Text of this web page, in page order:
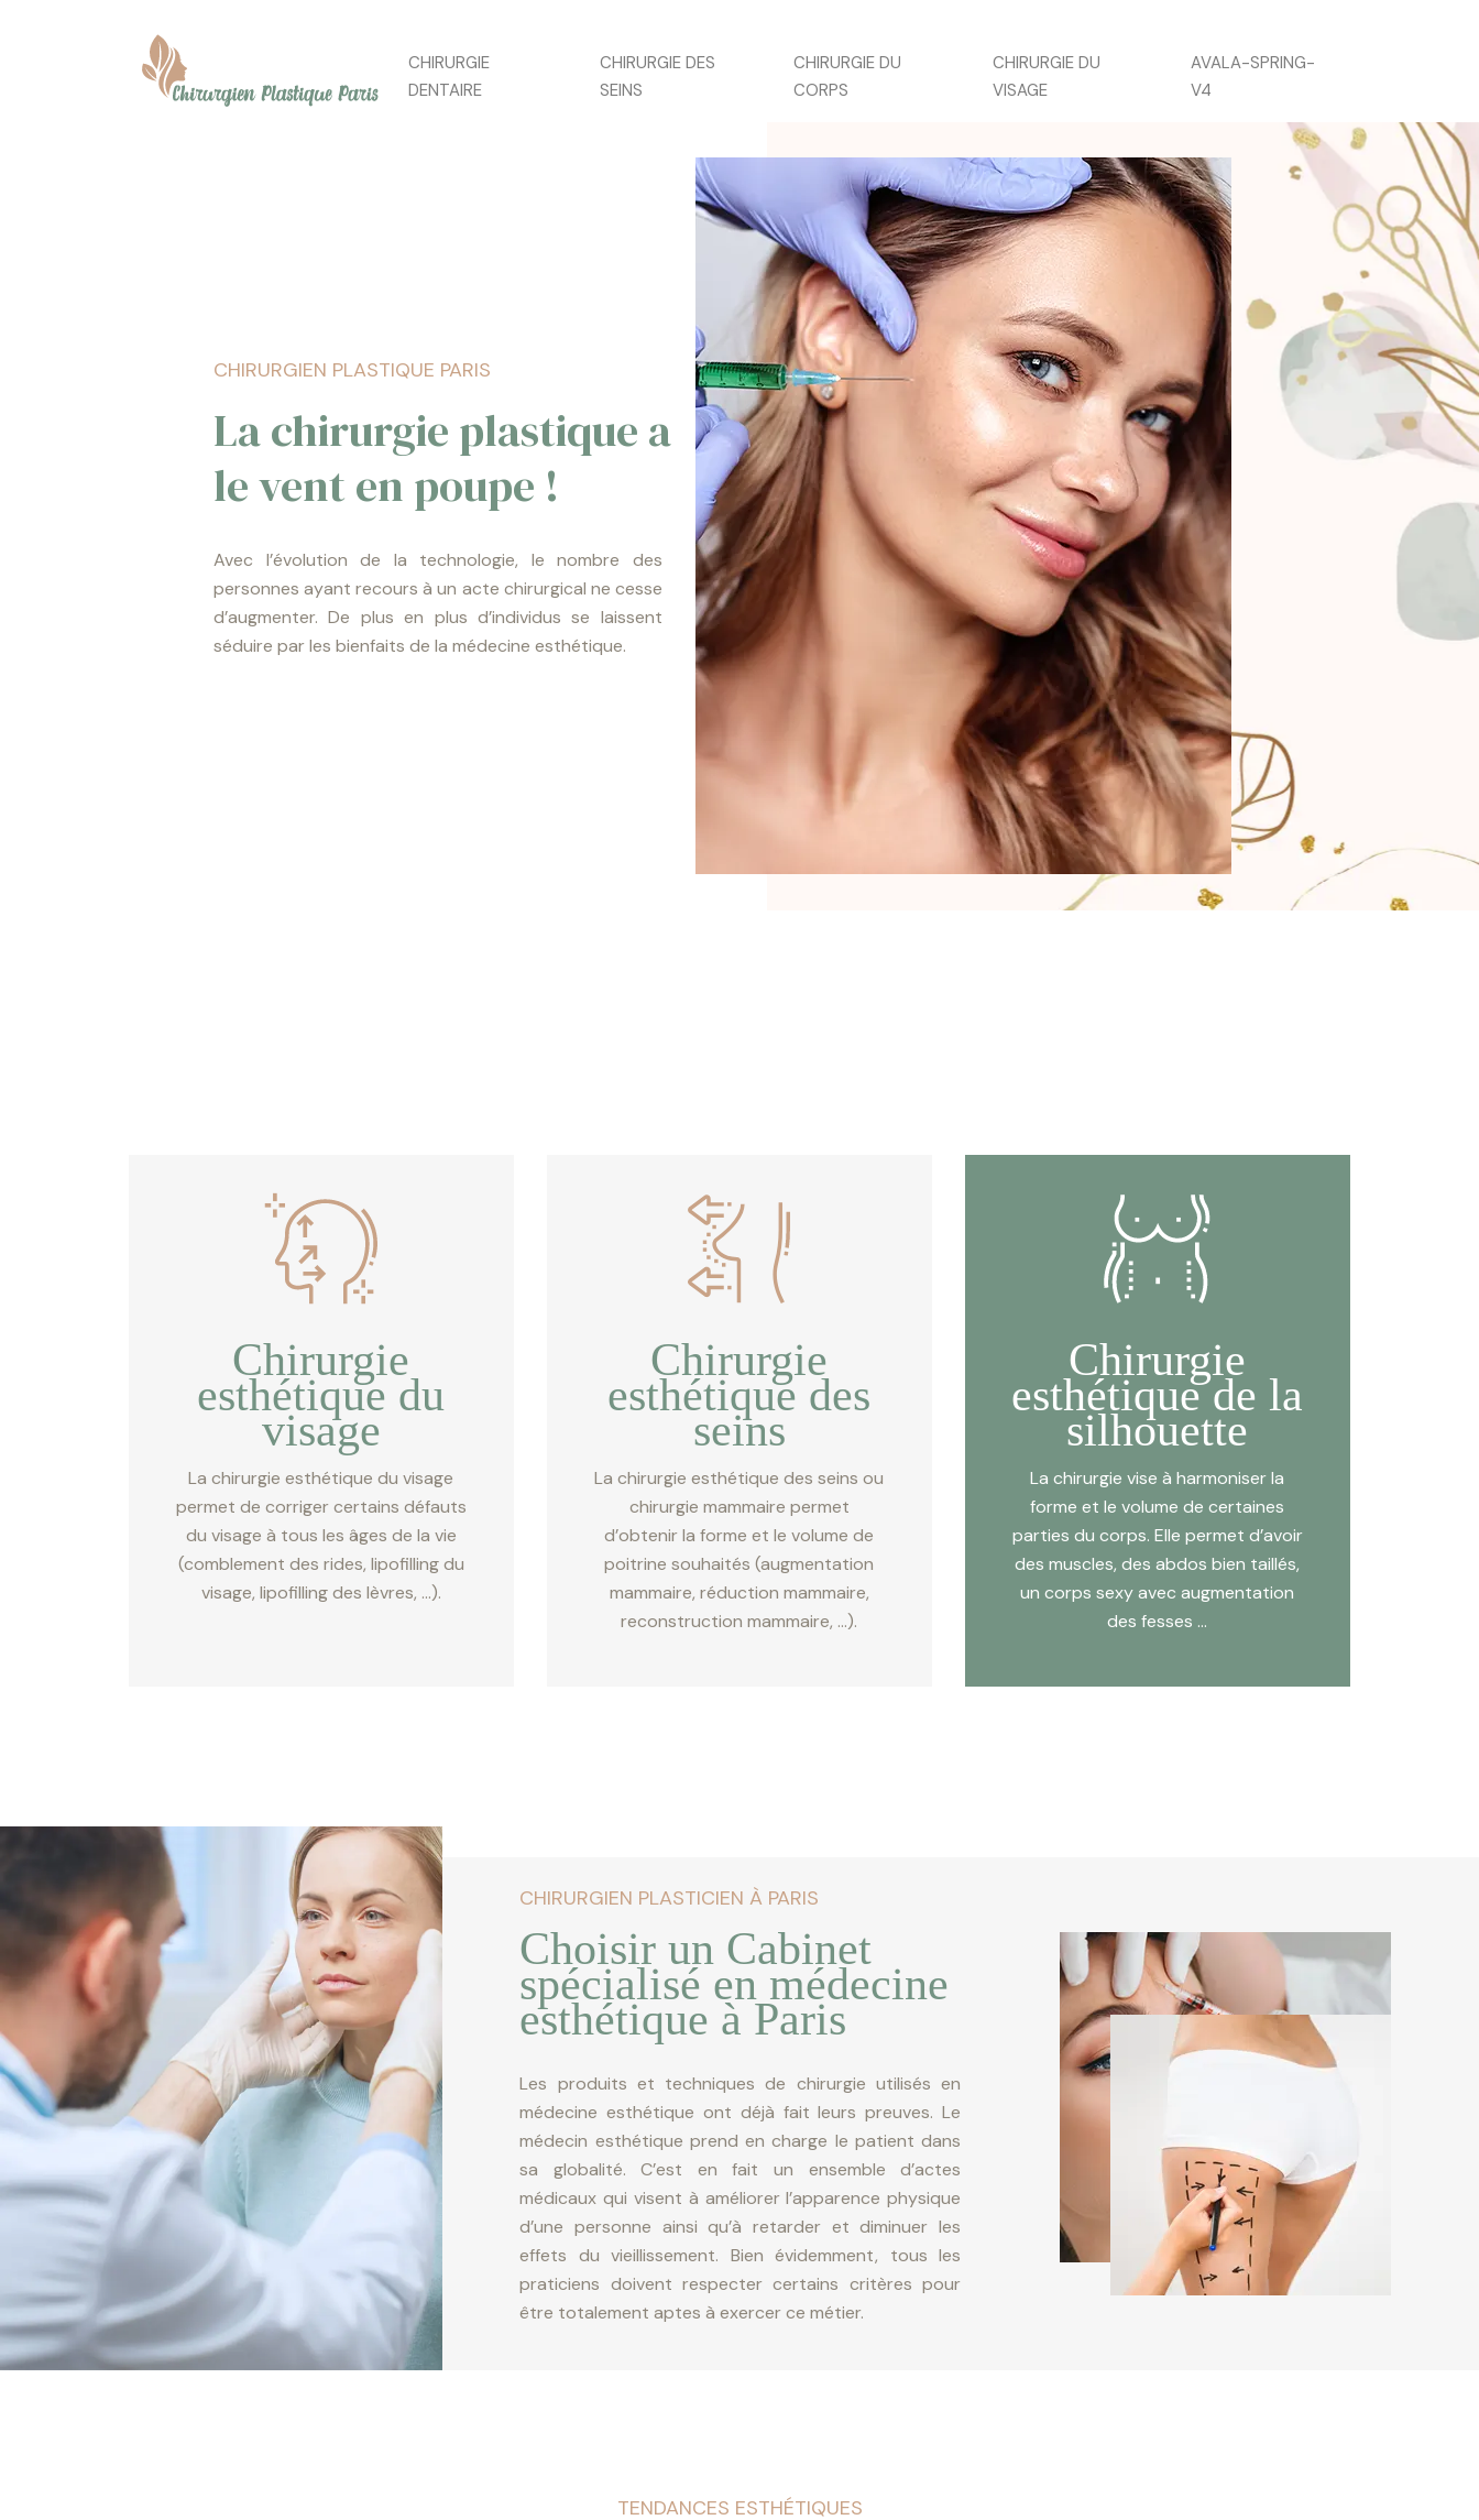
CHIRURGIE
DENTAIRE
CHIRURGIE DES
SEINS
CHIRURGIE DU
CORPS
CHIRURGIE DU
VISAGE
AVALA-SPRING-
V4
CHIRURGIEN PLASTIQUE PARIS
La chirurgie plastique a
le vent en poupe !
Avec l’évolution de la technologie, le nombre des
personnes ayant recours à un acte chirurgical ne cesse
d’augmenter. De plus en plus d’individus se laissent
séduire par les bienfaits de la médecine esthétique.
Chirurgie
esthétique du
visage
La chirurgie esthétique du visage
permet de corriger certains défauts
du visage à tous les âges de la vie
(comblement des rides, lipofilling du
visage, lipofilling des lèvres, …).
Chirurgie
esthétique des
seins
La chirurgie esthétique des seins ou
chirurgie mammaire permet
d’obtenir la forme et le volume de
poitrine souhaités (augmentation
mammaire, réduction mammaire,
reconstruction mammaire, …).
Chirurgie
esthétique de la
silhouette
La chirurgie vise à harmoniser la
forme et le volume de certaines
parties du corps. Elle permet d’avoir
des muscles, des abdos bien taillés,
un corps sexy avec augmentation
des fesses …
CHIRURGIEN PLASTICIEN À PARIS
Choisir un Cabinet
spécialisé en médecine
esthétique à Paris
Les produits et techniques de chirurgie utilisés en
médecine esthétique ont déjà fait leurs preuves. Le
médecin esthétique prend en charge le patient dans
sa globalité. C’est en fait un ensemble d’actes
médicaux qui visent à améliorer l’apparence physique
d’une personne ainsi qu’à retarder et diminuer les
effets du vieillissement. Bien évidemment, tous les
praticiens doivent respecter certains critères pour
être totalement aptes à exercer ce métier.
TENDANCES ESTHÉTIQUES